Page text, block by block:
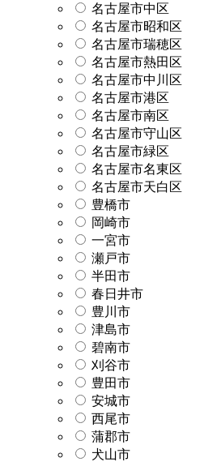
名古屋市中区
名古屋市昭和区
名古屋市瑞穂区
名古屋市熱田区
名古屋市中川区
名古屋市港区
名古屋市南区
名古屋市守山区
名古屋市緑区
名古屋市名東区
名古屋市天白区
豊橋市
岡崎市
一宮市
瀬戸市
半田市
春日井市
豊川市
津島市
碧南市
刈谷市
豊田市
安城市
西尾市
蒲郡市
犬山市